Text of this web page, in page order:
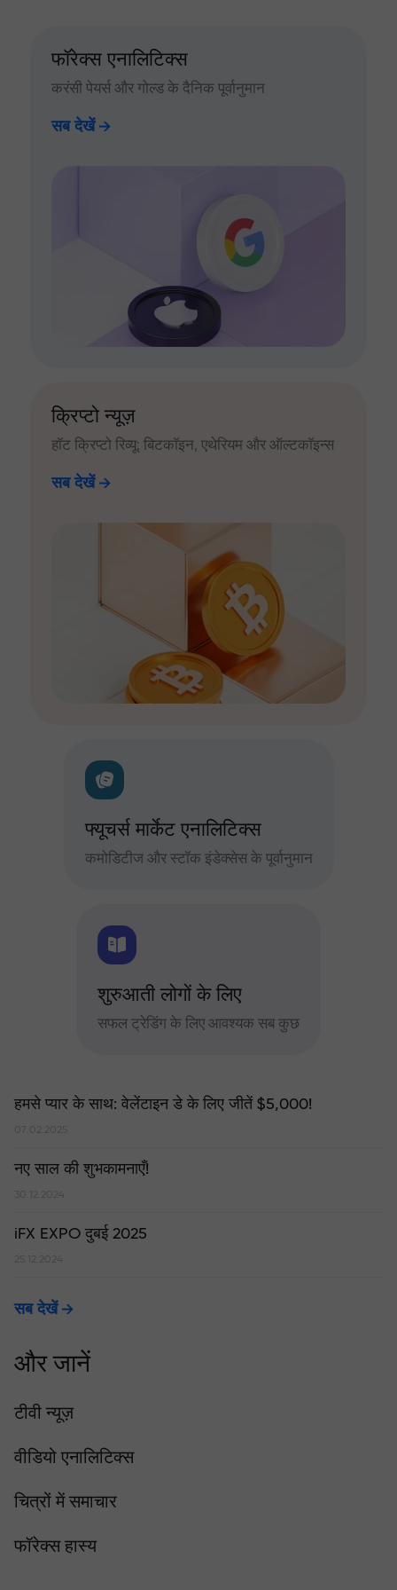
फॉरेक्स एनालिटिक्स
करंसी पेयर्स और गोल्ड के दैनिक पूर्वानुमान
सब देखें
क्रिप्टो न्यूज़
हॉट क्रिप्टो रिव्यू: बिटकॉइन, एथेरियम और ऑल्टकॉइन्स
सब देखें
फ्यूचर्स मार्केट एनालिटिक्स
कमोडिटीज और स्टॉक इंडेक्सेस के पूर्वानुमान
शुरुआती लोगों के लिए
सफल ट्रेडिंग के लिए आवश्यक सब कुछ
हमसे प्यार के साथ: वेलेंटाइन डे के लिए जीतें $5,000!
नए साल की शुभकामनाएँ!
30.12.2024
iFX EXPO दुबई 2025
25.12.2024
सब देखें
और जानें
टीवी न्यूज़
वीडियो एनालिटिक्स
चित्रों में समाचार
फॉरेक्स हास्य